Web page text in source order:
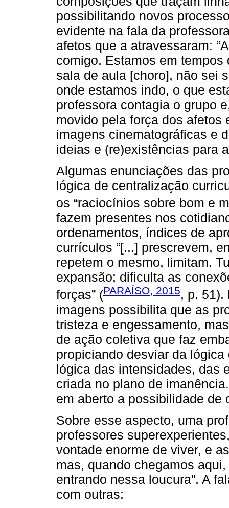
possibilitando novos
evidente na fala da
afetos que a atravessaram:
comigo. Estamos em
sala de aula [choro], não sei
onde estamos indo, o que
professora contagia o grupo
movido pela força dos afetos
imagens cinematográficas e
ideias e (re)existências para
Algumas enunciações das
lógica de centralização
os “raciocínios sobre bom e
fazem presentes nos
ordenamentos, índices de
currículos “[...] prescrevem,
repetem o mesmo, limitam.
expansão; dificulta as
forças” (PARAÍSO, 2015, p. 51).
imagens possibilita que as
tristeza e engessamento,
de ação coletiva que faz
propiciando desviar da
lógica das intensidades, das
criada no plano de
em aberto a possibilidade de
Sobre esse aspecto, uma
professores
vontade enorme de viver, e
mas, quando chegamos
entrando nessa loucura”. A
com outras: